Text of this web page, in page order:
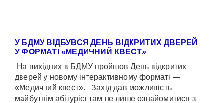
У БДМУ ВІДБУВСЯ ДЕНЬ ВІДКРИТИХ ДВЕРЕЙ
У ФОРМАТІ «МЕДИЧНИЙ КВЕСТ»
На вихідних в БДМУ пройшов День відкритих
дверей у новому інтерактивному форматі —
«Медичний квест». Захід дав можливість
майбутнім абітурієнтам не лише ознайомитися з